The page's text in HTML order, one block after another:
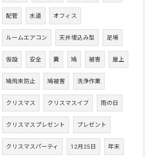
配管 水道 オフィス
ルームエアコン 天井埋込み型 足場
仮設 安全 糞 鳩 被害 屋上
鳩飛来防止 鳩被害 洗浄作業
クリスマス クリスマスイブ 雨の日
クリスマスプレゼント プレゼント
クリスマスパーティ 12月25日 年末